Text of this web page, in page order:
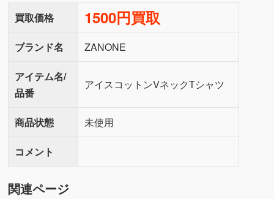
買取価格 1500円買取
ブランド名 ZANONE
アイテム名/
品番
アイスコットンVネックTシャツ
商品状態 未使用
コメント
関連ページ